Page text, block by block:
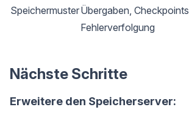
SpeichermusterÜbergaben, Checkpoints,
Fehlerverfolgung
Nächste Schritte
Erweitere den Speicherserver: